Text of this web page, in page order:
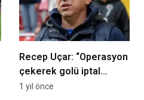
Recep Uçar: “Operasyon
çekerek golü iptal
ettiler”
1 yıl önce